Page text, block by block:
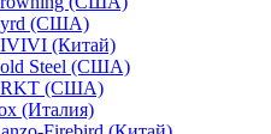
(США)
(Китай)
Steel (США)
(США)
(Италия)